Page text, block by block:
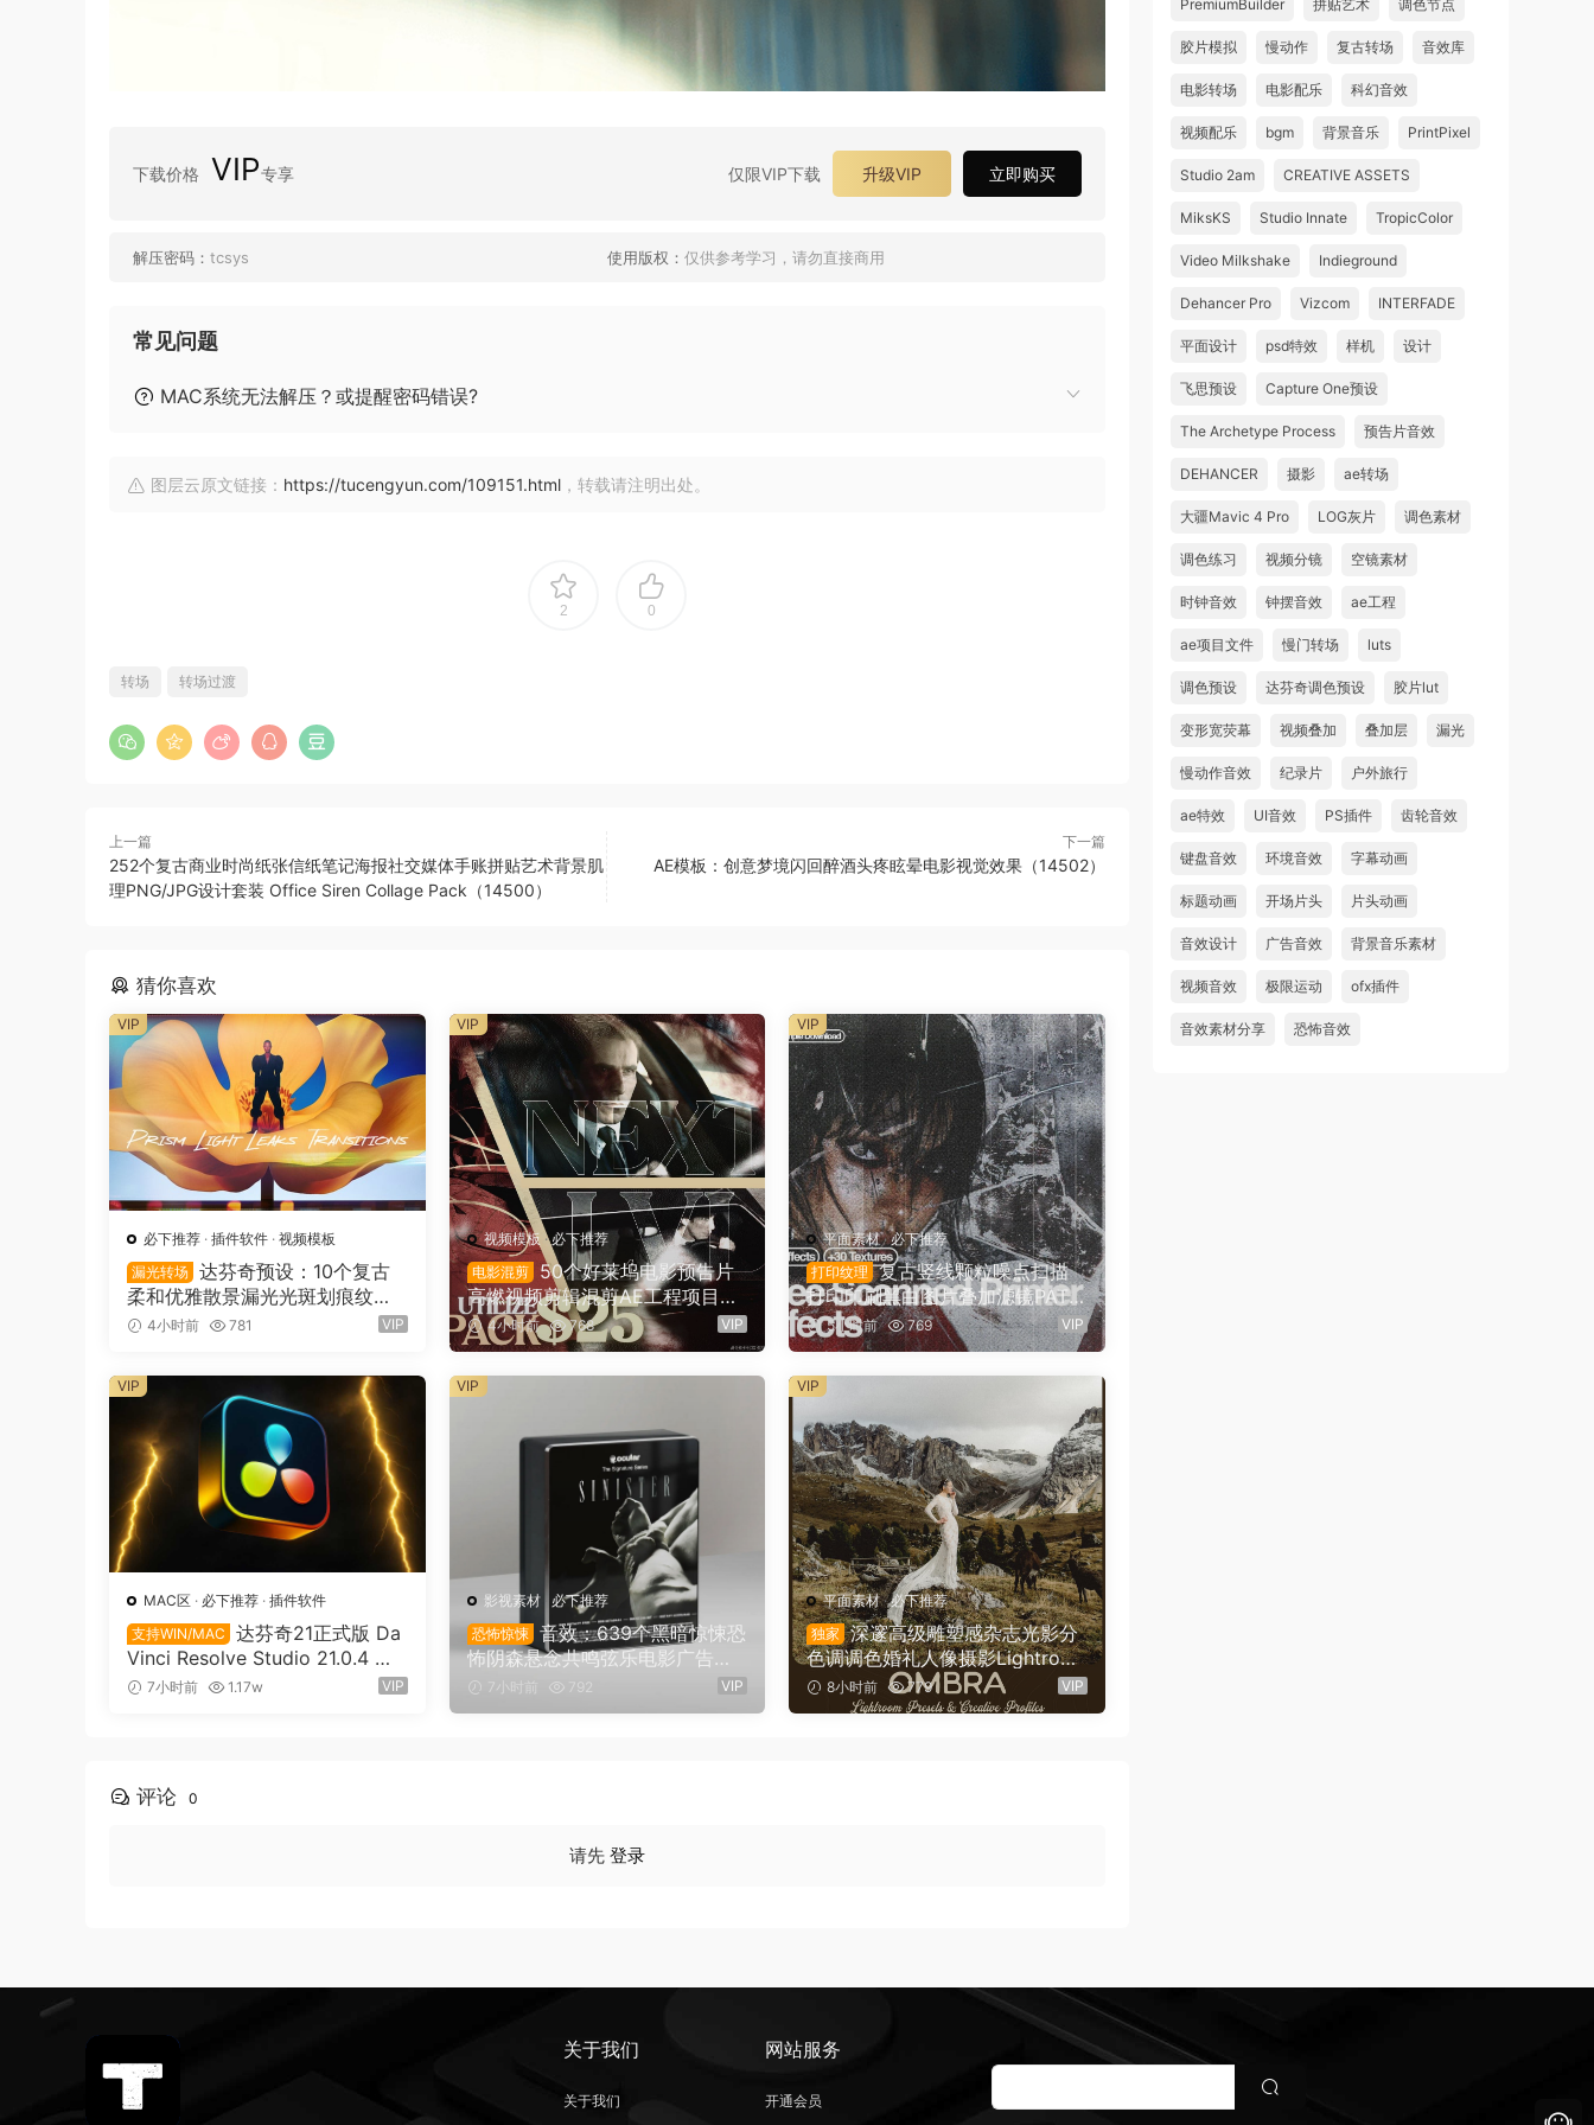
下载价格 VIP专享 仅限VIP下载 升级VIP 立即购买
解压密码： tcsys 使用版权： 仅供参考学习，请勿直接商用
常见问题
MAC系统无法解压？或提醒密码错误?
图层云原文链接： https://tucengyun.com/109151.html ，转载请注明出处。
2 0
转场 转场过渡
上一篇
252个复古商业时尚纸张信纸笔记海报社交媒体手账拼贴艺术背景肌
理PNG/JPG设计套装 Office Siren Collage Pack（14500）
下一篇
AE模板：创意梦境闪回醉酒头疼眩晕电影视觉效果（14502）
猜你喜欢
必下推荐 · 插件软件 · 视频模板
漏光转场 达芬奇预设：10个复古
柔和优雅散景漏光光斑划痕纹理
叠加4K无缝转场过渡（16137）
4小时前 781 VIP
VIP
视频模板 ·必下推荐
电影混剪
50个好莱坞电影预告片
高燃视频剪辑混剪AE工程项目文
件+AE预设+叠加层+视频教程 U
TILIZE NEXTLVL PACK（1678
4小时前 768 VIP
VIP
平面素材·必下推荐
打印纹理
复古竖线颗粒噪点扫描
打印印刷黑白图片叠加滤镜PAT
图案纹理+PS动作+GRD 渐变预
设 Züli – +10 Scanned-Printer E
5小时前 769 VIP
VIP
MAC区 · 必下推荐 · 插件软件
支持WIN/MAC
达芬奇21正式版 Da
Vinci Resolve Studio 21.0.4 支
持Win/Mac（9736）
7小时前 1.17w VIP
VIP
影视素材· 必下推荐
恐怖惊悚
音效：639个黑暗惊悚恐
怖阴森悬念共鸣弦乐电影广告游
戏音效素材 Ocular Sounds – Sin
7小时前 792 VIP
VIP
平面素材·必下推荐
独家
深邃高级雕塑感杂志光影分
色调调色婚礼人像摄影Lightroo
m预设 Archipelago Quest – QU
EST 61 OMBRA （16147）
8小时前 779 VIP
VIP
评论 0
请先 登录
PremiumBuilder 拼贴艺术 调色节点
胶片模拟 慢动作 复古转场 音效库
电影转场 电影配乐 科幻音效
视频配乐 bgm 背景音乐 PrintPixel
Studio 2am CREATIVE ASSETS
MiksKS Studio Innate TropicColor
Video Milkshake Indieground
Dehancer Pro Vizcom INTERFADE
平面设计 psd特效 样机 设计
飞思预设 Capture One预设
The Archetype Process 预告片音效
DEHANCER 摄影 ae转场
大疆Mavic 4 Pro LOG灰片 调色素材
调色练习 视频分镜 空镜素材
时钟音效 钟摆音效 ae工程
ae项目文件 慢门转场 luts
调色预设 达芬奇调色预设 胶片lut
变形宽荧幕 视频叠加 叠加层 漏光
慢动作音效 纪录片 户外旅行
ae特效 UI音效 PS插件 齿轮音效
键盘音效 环境音效 字幕动画
标题动画 开场片头 片头动画
音效设计 广告音效 背景音乐素材
视频音效 极限运动 ofx插件
音效素材分享 恐怖音效
关于我们
关于我们
网站服务
开通会员